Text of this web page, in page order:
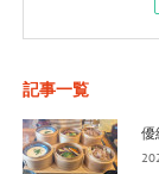
記事一覧
優